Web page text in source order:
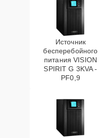
Источник
бесперебойного
питания VISION
SPIRIT G 3KVA -
PF0,9